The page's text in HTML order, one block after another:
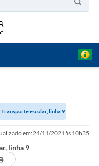
Transporte escolar, linha 9
em: 24/11/2021 às 10h35
linha 9